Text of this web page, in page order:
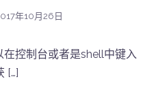
年10月26日
在控制台或者是shell中键入
[…]